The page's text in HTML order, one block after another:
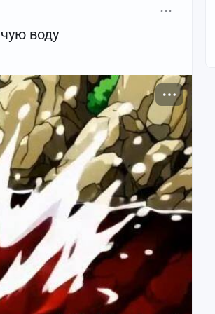
воду